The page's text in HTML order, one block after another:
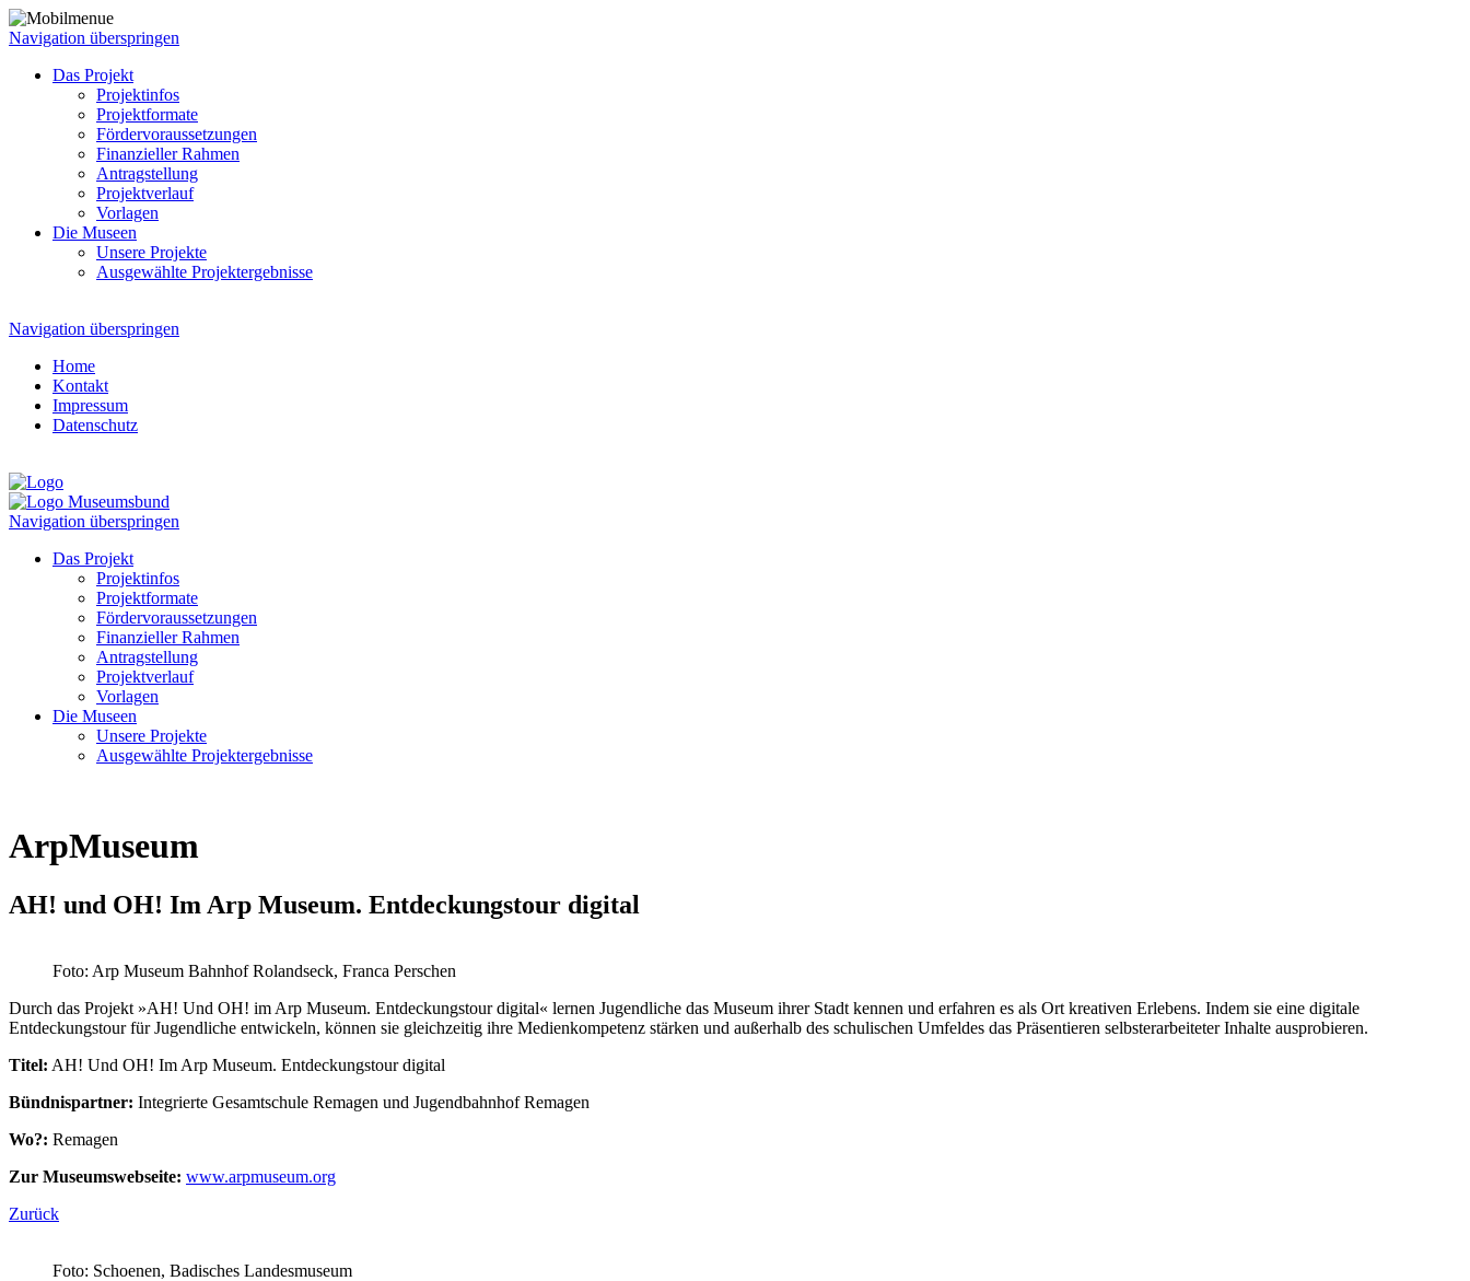
Navigation überspringen
Das Projekt
Projektinfos
Projektformate
Fördervoraussetzungen
Finanzieller Rahmen
Antragstellung
Projektverlauf
Vorlagen
Die Museen
Unsere Projekte
Ausgewählte Projektergebnisse
Navigation überspringen
Home
Kontakt
Impressum
Datenschutz
Navigation überspringen
Das Projekt
Projektinfos
Projektformate
Fördervoraussetzungen
Finanzieller Rahmen
Antragstellung
Projektverlauf
Vorlagen
Die Museen
Unsere Projekte
Ausgewählte Projektergebnisse
ArpMuseum
AH! und OH! Im Arp Museum. Entdeckungstour digital
Foto: Arp Museum Bahnhof Rolandseck, Franca Perschen
Durch das Projekt »AH! Und OH! im Arp Museum. Entdeckungstour digital« lernen Jugendliche das Museum ihrer Stadt kennen und erfahren es als Ort kreativen Erlebens. Indem sie eine digitale
Entdeckungstour für Jugendliche entwickeln, können sie gleichzeitig ihre Medienkompetenz stärken und außerhalb des schulischen Umfeldes das Präsentieren selbsterarbeiteter Inhalte ausprobieren.
Titel: AH! Und OH! Im Arp Museum. Entdeckungstour digital
Bündnispartner: Integrierte Gesamtschule Remagen und Jugendbahnhof Remagen
Wo?: Remagen
Zur Museumswebseite: www.arpmuseum.org
Zurück
Foto: Schoenen, Badisches Landesmuseum